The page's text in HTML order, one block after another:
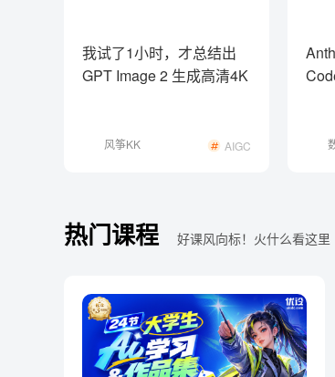
我试了1小时，才总结出
GPT Image 2 生成高清4K
风筝KK AIGC
热门课程 好课风向标！火什么看这里